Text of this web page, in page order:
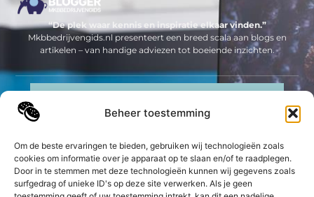
Beheer toestemming
Om de beste ervaringen te bieden, gebruiken wij technologieën zoals
cookies om informatie over je apparaat op te slaan en/of te raadplegen.
Door in te stemmen met deze technologieën kunnen wij gegevens zoals
surfgedrag of unieke ID's op deze site verwerken. Als je geen
“De plek waar kennis en inspiratie elkaar vinden.”
Mkbbedrijvengids.nl presenteert een breed scala aan blogs en
artikelen – van handige adviezen tot boeiende inzichten.
Sitelinks
De best gelezen stukken op een rij
Bericht categorie